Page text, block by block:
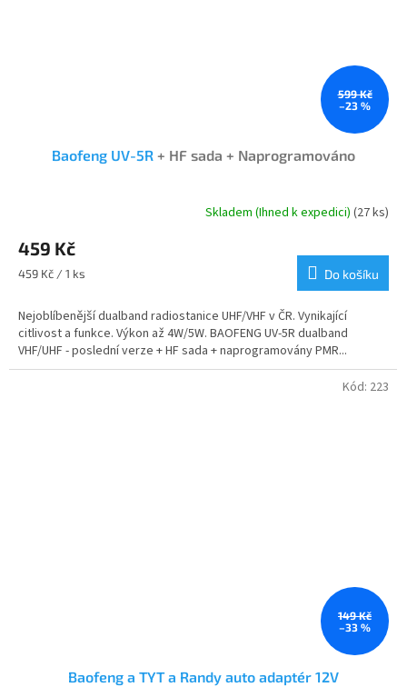
599 Kč
–23 %
Baofeng UV-5R + HF sada + Naprogramováno
produktu
je
4,7
5
hvězdiček.
Skladem (Ihned k expedici)(27 ks)
459 Kč
Měrná
459 Kč / 1 ks Do košíku
Nejoblíbenější dualband radiostanice UHF/VHF v ČR. Vynikající
citlivost a funkce. Výkon až 4W/5W. BAOFENG UV-5R dualband
VHF/UHF - poslední verze + HF sada + naprogramovány PMR...
149 Kč
–33 %
Baofeng a TYT a Randy auto adaptér 12V
Kód: 223